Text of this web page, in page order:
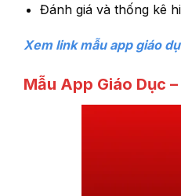
Đánh giá và thống kê
Xem link mẫu app giáo
Mẫu App Giáo Dục